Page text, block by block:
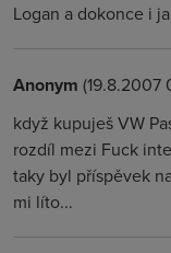
Logan a dokonce i
Anonym (19.8.2007
když kupuješ VW
rozdíl mezi Fuck
taky byl příspěvek
mi líto...